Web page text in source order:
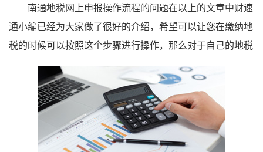
南通地税网上申报操作流程的问题在以上的文章中财速
通小编已经为大家做了很好的介绍，希望可以让您在缴纳地
税的时候可以按照这个步骤进行操作，那么对于自己的地税